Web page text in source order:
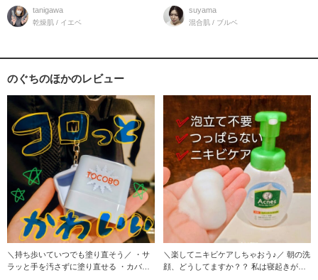
すが…
tanigawa
乾燥肌 / イエベ
スクか
suyama
混合肌 / ブルベ
のぐちのほかのレビュー
＼持ち歩いていつでも塗り直そう／ ・サ
ラッと手を汚さずに塗り直せる ・カバン
＼楽してニキビケアしちゃおう♪／ 朝の洗
顔、どうしてますか？？ 私は寝起きがど